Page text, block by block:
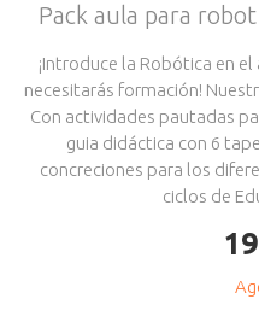
Pack aula para
¡Introduce la Robótica en el
necesitarás formación!
Con actividades pautadas
guia didáctica con 6
concreciones para los
ciclos de